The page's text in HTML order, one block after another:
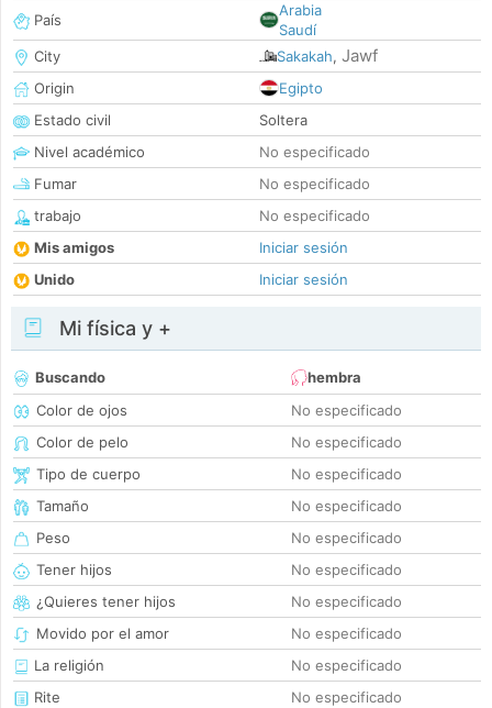
País
Arabia
Saudí
City
Sakakah, Jawf
Origin
Egipto
Estado civil
Soltera
Nivel académico
No especificado
Fumar
No especificado
trabajo
No especificado
Mis amigos
Iniciar sesión
Unido
Iniciar sesión
Mi física y +
Buscando
hembra
Color de ojos
No especificado
Color de pelo
No especificado
Tipo de cuerpo
No especificado
Tamaño
No especificado
Peso
No especificado
Tener hijos
No especificado
¿Quieres tener hijos
No especificado
Movido por el amor
No especificado
La religión
No especificado
Rite
No especificado